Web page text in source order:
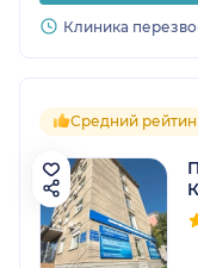
Клиника
Средний